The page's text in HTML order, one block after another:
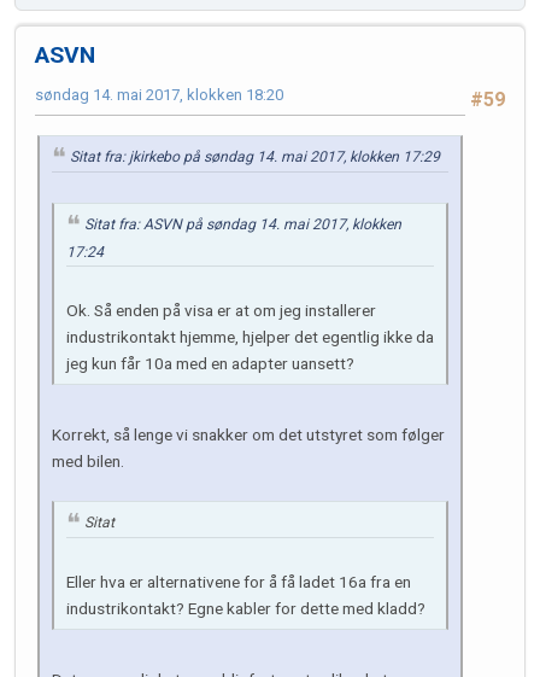
ASVN
#59
søndag 14. mai 2017, klokken 18:20
Sitat fra: jkirkebo på søndag 14. mai 2017, klokken 17:29
Sitat fra: ASVN på søndag 14. mai 2017, klokken
17:24
Ok. Så enden på visa er at om jeg installerer
industrikontakt hjemme, hjelper det egentlig ikke da
jeg kun får 10a med en adapter uansett?
Korrekt, så lenge vi snakker om det utstyret som følger
med bilen.
Sitat
Eller hva er alternativene for å få ladet 16a fra en
industrikontakt? Egne kabler for dette med kladd?